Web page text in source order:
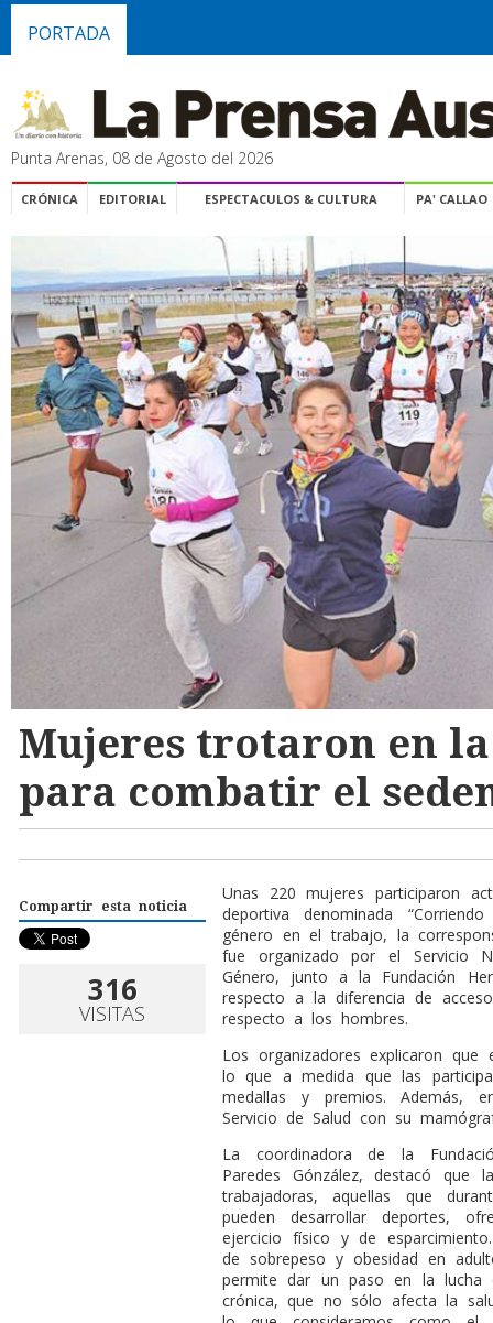
PORTADA
Punta Arenas, 08 de Agosto del 2026
CRÓNICA EDITORIAL ESPECTACULOS & CULTURA PA' CALLAO
Mujeres trotaron en
para combatir el
Compartir esta noticia
316
VISITAS
Unas 220 mujeres participaron
deportiva denominada
género en el trabajo, la
fue organizado por el Servicio
Género, junto a la Fundación
respecto a la diferencia de
respecto a los hombres.
Los organizadores explicaron
lo que a medida que las
medallas y premios. Además,
Servicio de Salud con su
La coordinadora de la
Paredes Gónzález, destacó que
trabajadoras, aquellas que
pueden desarrollar deportes,
ejercicio físico y de
de sobrepeso y obesidad en
permite dar un paso en la lucha
crónica, que no sólo afecta la